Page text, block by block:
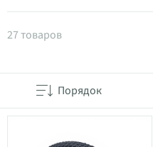
Товары в категории
27 товаров
Порядок